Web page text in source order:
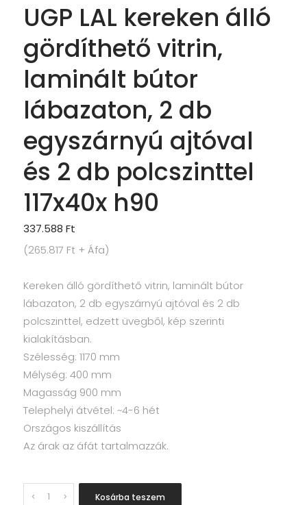
UGP LAL kereken álló
gördíthető vitrin,
laminált bútor
lábazaton, 2 db
egyszárnyú ajtóval
és 2 db polcszinttel
117x40x h90
337.588 Ft
(265.817 Ft + Áfa)
Kereken álló gördíthető vitrin, laminált bútor
lábazaton, 2 db egyszárnyú ajtóval és 2 db
polcszinttel, edzett üvegből, kép szerinti
kialakításban.
Szélesség: 1170 mm
Mélység: 400 mm
Magasság 900 mm
Telephelyi átvétel: ~4-6 hét
Országos kiszállítás
Az árak az áfát tartalmazzák.
Quantity Kosárba teszem